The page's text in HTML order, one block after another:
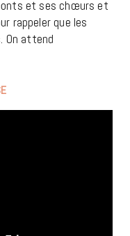
et ses chœurs et
rappeler que les
On attend